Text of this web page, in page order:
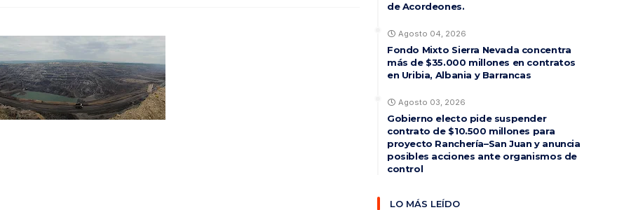
de Acordeones.
Agosto 04, 2026
Fondo Mixto Sierra Nevada concentra
más de $35.000 millones en contratos
en Uribia, Albania y Barrancas
Agosto 03, 2026
Gobierno electo pide suspender
contrato de $10.500 millones para
proyecto Ranchería–San Juan y anuncia
posibles acciones ante organismos de
control
LO MÁS LEÍDO